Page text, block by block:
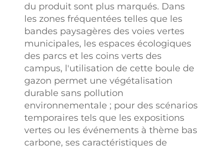
du produit sont plus marqués. Dans
les zones fréquentées telles que les
bandes paysagères des voies vertes
municipales, les espaces écologiques
des parcs et les coins verts des
campus, l'utilisation de cette boule de
gazon permet une végétalisation
durable sans pollution
environnementale ; pour des scénarios
temporaires tels que les expositions
vertes ou les événements à thème bas
carbone, ses caractéristiques de